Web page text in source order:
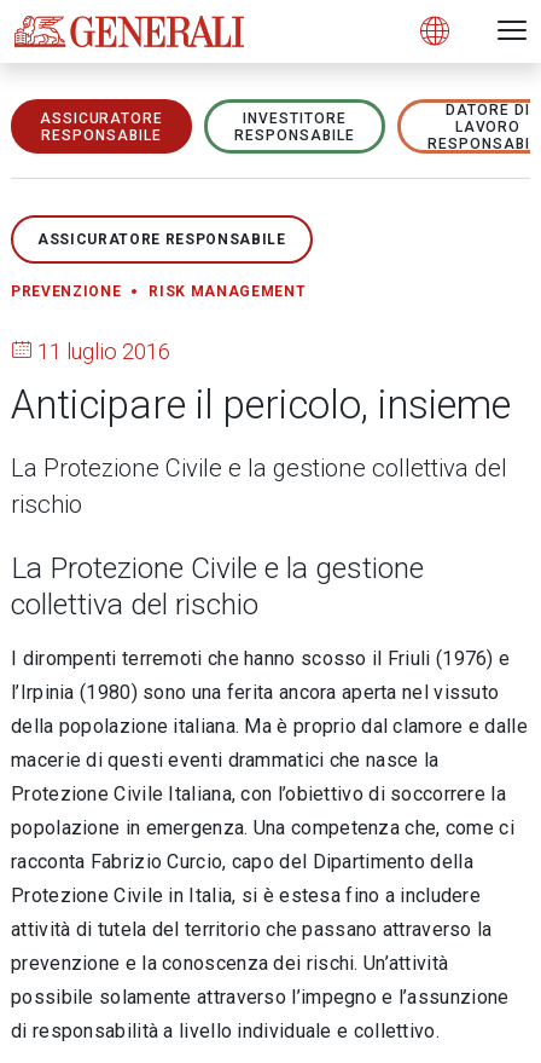
Open
ASSICURATORE
RESPONSABILE
INVESTITORE
RESPONSABILE
DATORE DI
LAVORO
ASSICURATORE RESPONSABILE
PREVENZIONE RISK MANAGEMENT
11 luglio 2016
Anticipare il pericolo, insieme
La Protezione Civile e la gestione collettiva del
rischio
La Protezione Civile e la gestione
collettiva del rischio
I dirompenti terremoti che hanno scosso il Friuli (1976) e
l’Irpinia (1980) sono una ferita ancora aperta nel vissuto
della popolazione italiana. Ma è proprio dal clamore e dalle
macerie di questi eventi drammatici che nasce la
Protezione Civile Italiana, con l’obiettivo di soccorrere la
popolazione in emergenza. Una competenza che, come ci
racconta Fabrizio Curcio, capo del Dipartimento della
Protezione Civile in Italia, si è estesa fino a includere
attività di tutela del territorio che passano attraverso la
prevenzione e la conoscenza dei rischi. Un’attività
possibile solamente attraverso l’impegno e l’assunzione
di responsabilità a livello individuale e collettivo.